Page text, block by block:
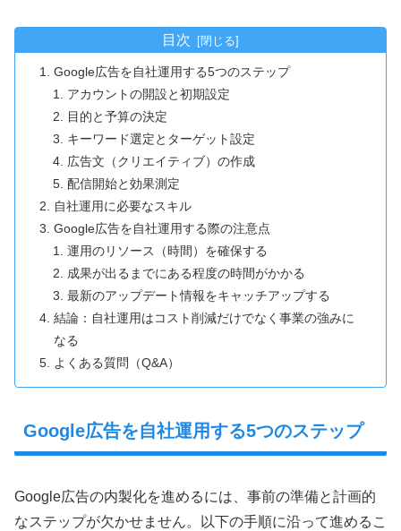
目次
Google広告を自社運用する5つのステップ
アカウントの開設と初期設定
目的と予算の決定
キーワード選定とターゲット設定
広告文（クリエイティブ）の作成
配信開始と効果測定
自社運用に必要なスキル
Google広告を自社運用する際の注意点
運用のリソース（時間）を確保する
成果が出るまでにある程度の時間がかかる
最新のアップデート情報をキャッチアップする
結論：自社運用はコスト削減だけでなく事業の強みに
なる
よくある質問（Q&A）
Google広告を自社運用する5つのステップ
Google広告の内製化を進めるには、事前の準備と計画的
なステップが欠かせません。以下の手順に沿って進めるこ